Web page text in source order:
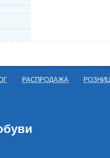
РАСПРОДАЖА